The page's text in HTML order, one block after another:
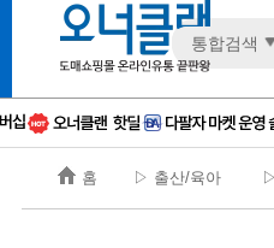
통합검색
홈 ▷ 출산/육아